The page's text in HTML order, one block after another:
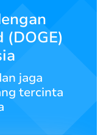
(DOGE)
jaga
tercinta